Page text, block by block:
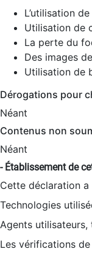
L’utilisation
Utilisation de
La perte du
Des images
Utilisation de
Dérogations pour
Néant
Contenus non
Néant
- Établissement de
Cette déclaration
Technologies
Agents utilisateurs,
Les vérifications